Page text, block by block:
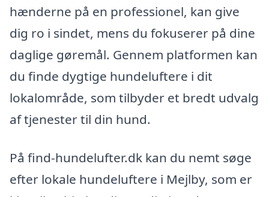
hænderne på en professionel, kan give
dig ro i sindet, mens du fokuserer på dine
daglige gøremål. Gennem platformen kan
du finde dygtige hundeluftere i dit
lokalområde, som tilbyder et bredt udvalg
af tjenester til din hund.
På find-hundelufter.dk kan du nemt søge
efter lokale hundeluftere i Mejlby, som er